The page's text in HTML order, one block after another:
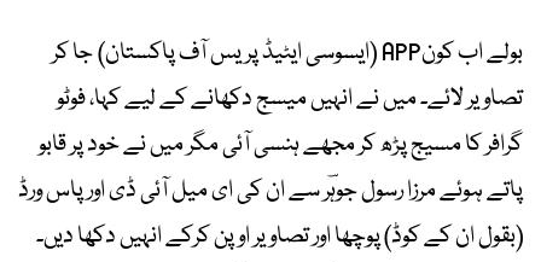
بولے اب کونAPP (ایسوسی ایٹیڈ پریس آف پاکستان) جا کر
تصاویر لائے۔ میں نے انہیں میسج دکھانے کے لیے کہا، فوٹو
گرافر کا مسیج پڑھ کر مجھے ہنسی آئی مگر میں نے خود پر قابو
پاتے ہوئے مرزا رسول جوہؔر سے ان کی ای میل آئی ڈی اور پاس ورڈ
(بقول ان کے کوڈ) پوچھا اور تصاویر اوپن کرکے انہیں دکھا دیں۔